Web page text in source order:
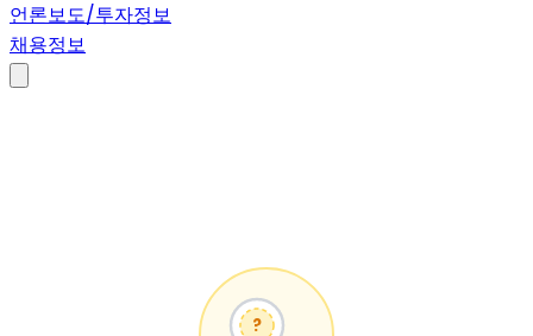
언론보도/투자정보
채용정보
?